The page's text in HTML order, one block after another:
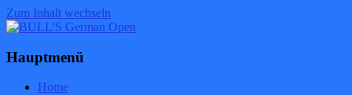
Zum Inhalt wechseln
BULL'S German Open
Hauptmenü
Home